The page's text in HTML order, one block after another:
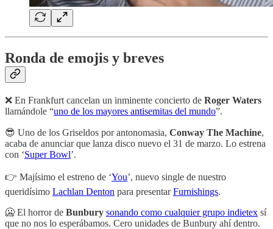
Ronda de emojis y breves
❌ En Frankfurt cancelan un inminente concierto de Roger Waters
llamándole “uno de los mayores antisemitas del mundo”.
😎 Uno de los Griseldos por antonomasia, Conway The Machine,
acaba de anunciar que lanza disco nuevo el 31 de marzo. Lo estrena
con ‘Super Bowl’.
👉 Majísimo el estreno de ‘You’, nuevo single de nuestro
queridísimo Lachlan Denton para presentarFurnishings.
🥶 El horror de Bunbury sonando como cualquier grupo indietex sí
que no nos lo esperábamos. Cero unidades de Bunbury ahí dentro.